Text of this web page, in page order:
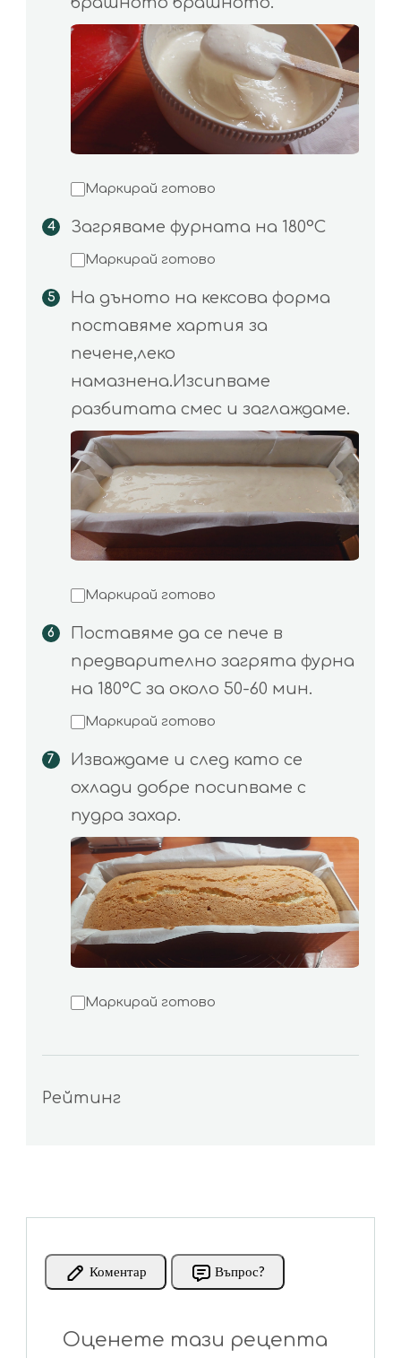
Маркирай готово
Загряваме фурната на 180°С
Маркирай готово
На дъното на кексова форма
поставяме хартия за
печене,леко
намазнена.Изсипваме
разбитата смес и заглаждаме.
Маркирай готово
Поставяме да се пече в
предварително загрята фурна
на 180°С за около 50-60 мин.
Маркирай готово
Изваждаме и след като се
охлади добре посипваме с
пудра захар.
Маркирай готово
Рейтинг
Коментар Въпрос?
Оценете тази рецепта